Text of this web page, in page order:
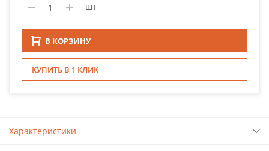
шт
В КОРЗИНУ
КУПИТЬ В 1 КЛИК
Характеристики